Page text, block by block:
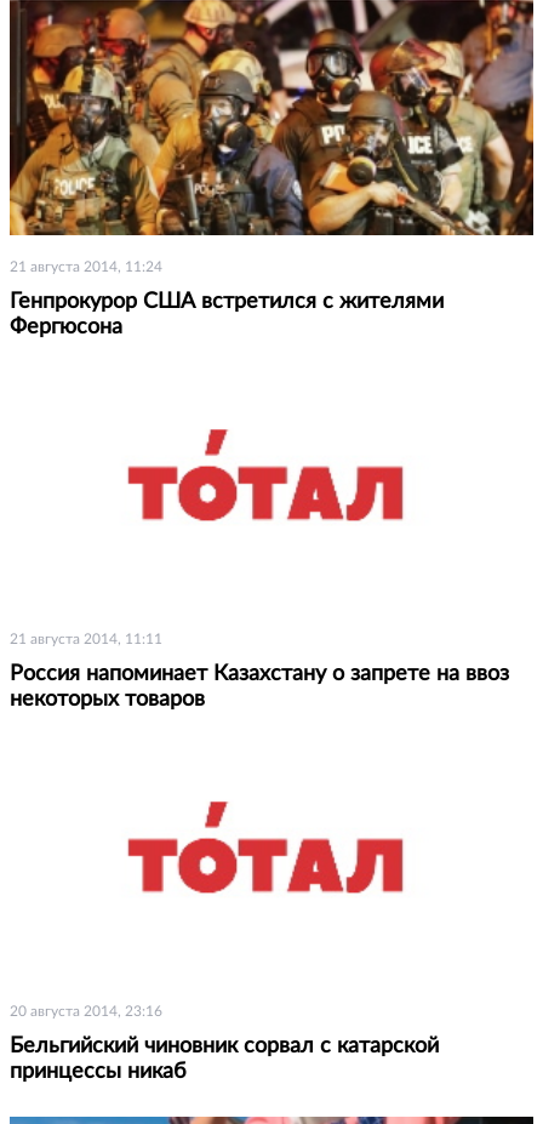
21 августа 2014, 11:24
Генпрокурор США встретился с жителями
Фергюсона
21 августа 2014, 11:11
Россия напоминает Казахстану о запрете на ввоз
некоторых товаров
20 августа 2014, 23:16
Бельгийский чиновник сорвал с катарской
принцессы никаб